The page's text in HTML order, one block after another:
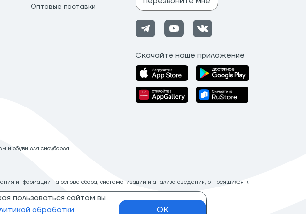
пользоваться сайтом вы
обработки OK
Оптовые поставки
Скачайте наше приложение
и обуви для сноуборда
информации на основе сбора, систематизации и анализа сведений, относящихся к